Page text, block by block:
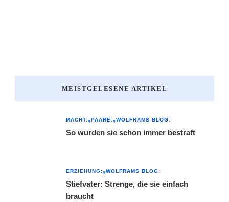
MEISTGELESENE ARTIKEL
MACHT: PAARE: WOLFRAMS BLOG:
So wurden sie schon immer bestraft
ERZIEHUNG: WOLFRAMS BLOG:
Stiefvater: Strenge, die sie einfach
braucht